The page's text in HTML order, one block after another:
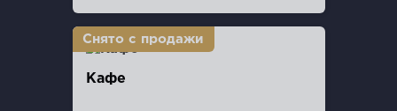
Кафе